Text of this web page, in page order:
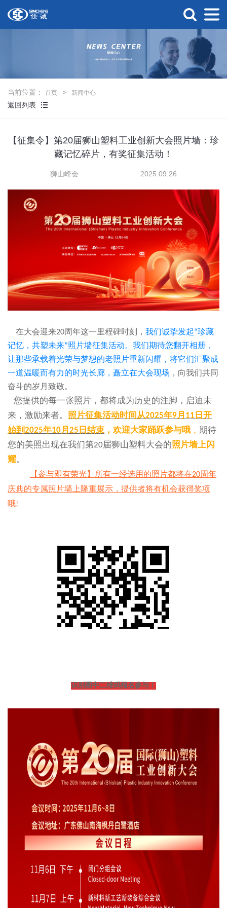
当前位置： 首页 新闻中心
返回列表
【征集令】第20届狮山塑料工业创新大会照片墙：珍
藏记忆碎片，有奖征集活动！
狮山峰会 2025.09.26
在大会迎来20周年这一里程碑时刻， 我们诚挚发起“珍藏
记忆，共塑未来”照片墙征集活动。我们期待您翻开相册，
让那些承载着光荣与梦想的老照片重新闪耀，将它们汇聚成
一道温暖而有力的时光长廊，矗立在大会现场 ，向我们共同
奋斗的岁月致敬。
您提供的每一张照片，都将成为历史的注脚，启迪未
来，激励来者。 照片征集活动时间从2025年9月 11 日开
始到 2025年10月 25 日结束 ，欢迎大家踊跃参与哦 ， 期待
您的美照出现在我们第20届狮山塑料大会的照片墙上闪
耀。
【参与即有荣光】所有一经选用的照片都将在20周年
庆典的专属照片墙上隆重展示，提供者将有机会获得奖项
哦!
识别图中二维码报名参与！